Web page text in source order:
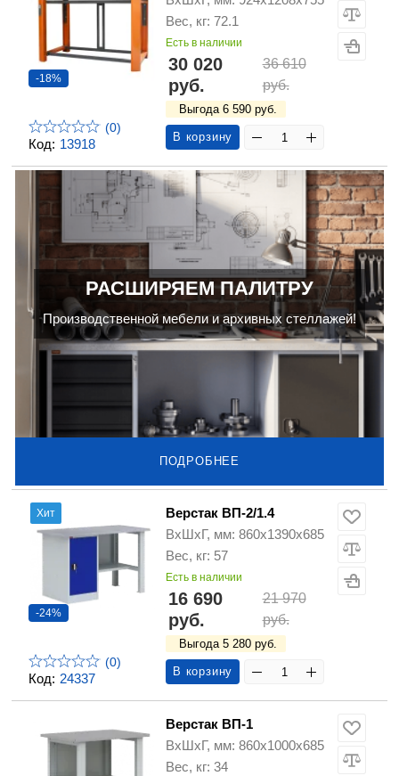
Код: 13918
-18%
(0)
Вес, кг: 72.1
Есть в наличии
30 020
руб.
36 610
руб.
Выгода 6 590 руб.
В корзину
РАСШИРЯЕМ ПАЛИТРУ
Производственной мебели и архивных стеллажей!
ПОДРОБНЕЕ
Код: 24337
Хит
-24%
(0)
Верстак ВП-2/1.4
ВхШхГ, мм: 860х1390х685
Вес, кг: 57
Есть в наличии
16 690
руб.
21 970
руб.
Выгода 5 280 руб.
В корзину
Верстак ВП-1
ВхШхГ, мм: 860х1000х685
Вес, кг: 34